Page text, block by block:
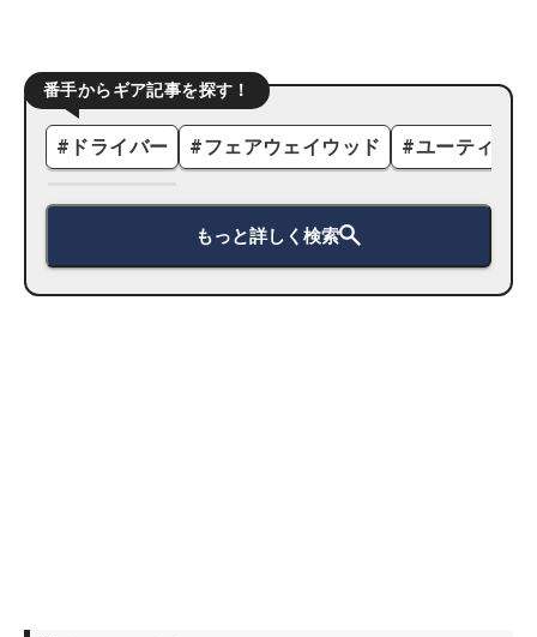
番手からギア記事を探す！
# ドライバー #フェアウェイウッド #ユーティリ
もっと詳しく検索